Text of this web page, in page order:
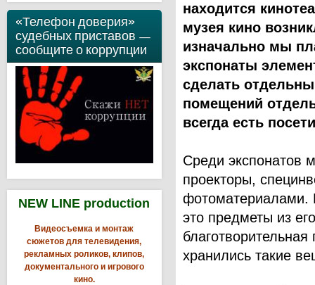
«Телефон доверия»
судебных приставов —
сообщите о коррупции
NEW LINE production
Видеосъемка и монтаж
сюжетов для телевидения,
рекламных роликов, клипов,
документального и игрового
кино.
находится
музея кино
изначально мы
экспонаты
сделать
помещений
всегда есть
Среди экспонатов
проекторы,
фотоматериалами.
это предметы из
хранились такие